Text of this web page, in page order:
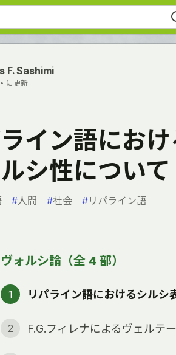
F. Sashimi
に更新
イン語にお
シ性について
#人間 #社会 #リパライン語
ヴォルシ論（全 4 部）
1 リパライン語におけるシルシ
2